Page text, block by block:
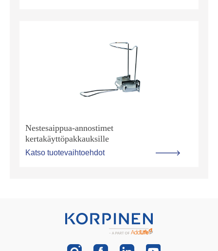
Nestesaippua-annostimet
kertakäyttöpakkauksille
Katso tuotevaihtoehdot